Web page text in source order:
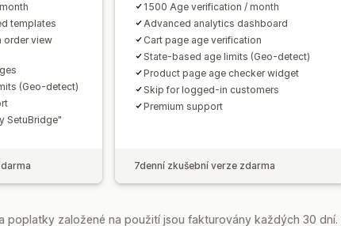
templates
order view
(Geo-detect)
SetuBridge"
1500 Age verification / month
Advanced analytics dashboard
Cart page age verification
State-based age limits (Geo-detect)
Product page age checker widget
Skip for logged-in customers
Premium support
7denní zkušební verze zdarma
poplatky založené na použití jsou fakturovány každých 30 dní.